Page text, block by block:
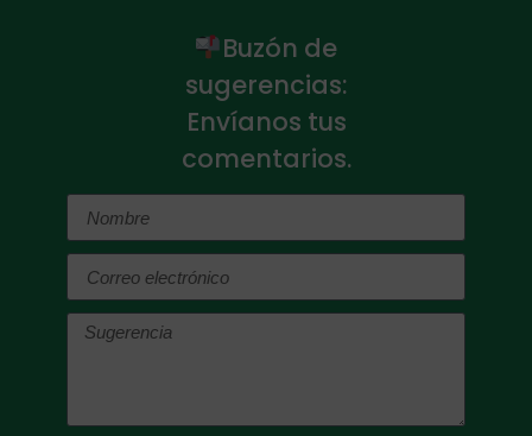
Buzón de
sugerencias:
Envíanos tus
comentarios.